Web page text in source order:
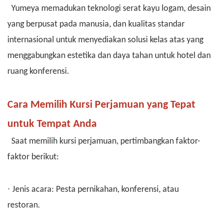
Yumeya memadukan teknologi serat kayu logam, desain
yang berpusat pada manusia, dan kualitas standar
internasional untuk menyediakan solusi kelas atas yang
menggabungkan estetika dan daya tahan untuk hotel dan
ruang konferensi.
Cara Memilih Kursi Perjamuan yang Tepat
untuk Tempat Anda
Saat memilih kursi perjamuan, pertimbangkan faktor-
faktor berikut:
· Jenis acara: Pesta pernikahan, konferensi, atau
restoran.